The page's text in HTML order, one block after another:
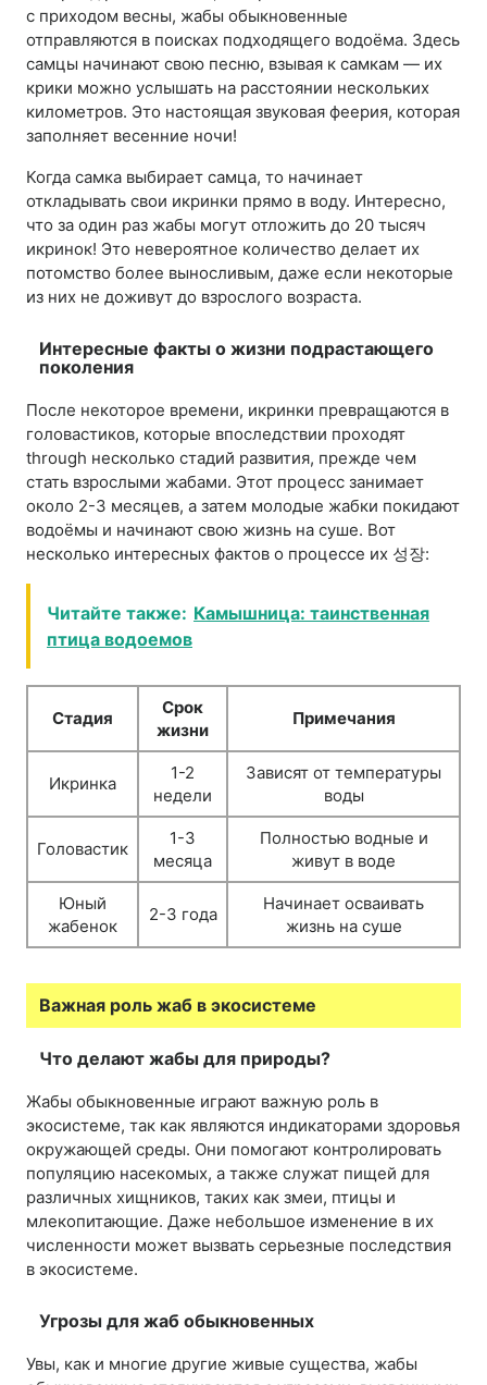
с приходом весны, жабы обыкновенные
отправляются в поисках подходящего водоёма. Здесь
самцы начинают свою песню, взывая к самкам — их
крики можно услышать на расстоянии нескольких
километров. Это настоящая звуковая феерия, которая
заполняет весенние ночи!
Когда самка выбирает самца, то начинает
откладывать свои икринки прямо в воду. Интересно,
что за один раз жабы могут отложить до 20 тысяч
икринок! Это невероятное количество делает их
потомство более выносливым, даже если некоторые
из них не доживут до взрослого возраста.
Интересные факты о жизни подрастающего
поколения
После некоторое времени, икринки превращаются в
головастиков, которые впоследствии проходят
through несколько стадий развития, прежде чем
стать взрослыми жабами. Этот процесс занимает
около 2-3 месяцев, а затем молодые жабки покидают
водоёмы и начинают свою жизнь на суше. Вот
несколько интересных фактов о процессе их 성장:
Читайте также: Камышница: таинственная
птица водоемов
Стадия
Срок
жизни
Примечания
Икринка
1-2
недели
Зависят от температуры
воды
Головастик
1-3
месяца
Полностью водные и
живут в воде
Юный
жабенок
2-3 года
Начинает осваивать
жизнь на суше
Важная роль жаб в экосистеме
Что делают жабы для природы?
Жабы обыкновенные играют важную роль в
экосистеме, так как являются индикаторами здоровья
окружающей среды. Они помогают контролировать
популяцию насекомых, а также служат пищей для
различных хищников, таких как змеи, птицы и
млекопитающие. Даже небольшое изменение в их
численности может вызвать серьезные последствия
в экосистеме.
Угрозы для жаб обыкновенных
Увы, как и многие другие живые существа, жабы